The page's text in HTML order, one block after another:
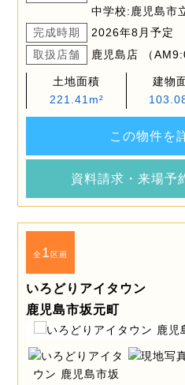
中学校:鹿児島市
完成時期
2026年8月予定
取扱店舗
鹿児島店 （
土地面積
221.41m²
建物
この物件を
資料請求・来場予
全1区画
いろどりアイタウン
鹿児島市坂元町